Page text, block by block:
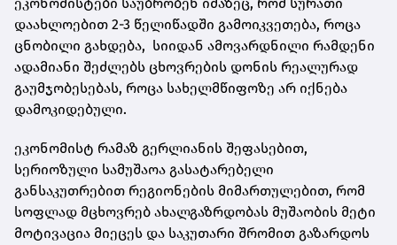
ეკონომისტები საუბრობენ იმაზეც, რომ სურათი
დაახლოებით 2-3 წელიწადში გამოიკვეთება, როცა
ცნობილი გახდება, სიიდან ამოვარდნილი რამდენი
ადამიანი შეძლებს ცხოვრების დონის რეალურად
გაუმჯობესებას, როცა სახელმწიფოზე არ იქნება
დამოკიდებული.
ეკონომისტ რამაზ გერლიანის შეფასებით,
სერიოზული სამუშაოა გასატარებელი
განსაკუთრებით რეგიონების მიმართულებით, რომ
სოფლად მცხოვრებ ახალგაზრდობას მუშაობის მეტი
მოტივაცია მიეცეს და საკუთარი შრომით გაზარდოს